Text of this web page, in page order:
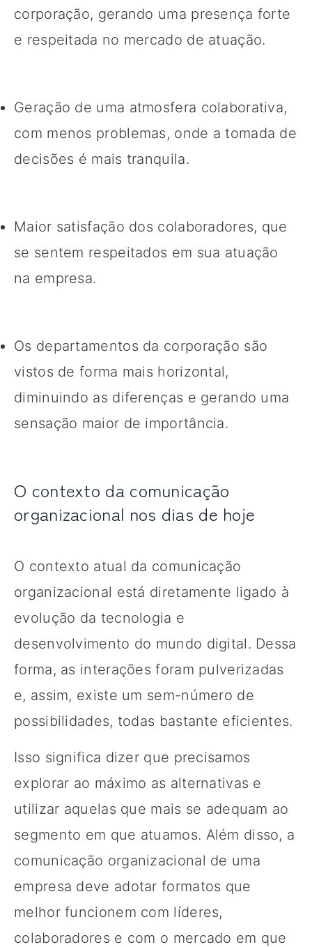
corporação, gerando uma presença forte
e respeitada no mercado de atuação.
Geração de uma atmosfera colaborativa,
com menos problemas, onde a tomada de
decisões é mais tranquila.
Maior satisfação dos colaboradores, que
se sentem respeitados em sua atuação
na empresa.
Os departamentos da corporação são
vistos de forma mais horizontal,
diminuindo as diferenças e gerando uma
sensação maior de importância.
O contexto da comunicação
organizacional nos dias de hoje
O contexto atual da comunicação
organizacional está diretamente ligado à
evolução da tecnologia e
desenvolvimento do mundo digital. Dessa
forma, as interações foram pulverizadas
e, assim, existe um sem-número de
possibilidades, todas bastante eficientes.
Isso significa dizer que precisamos
explorar ao máximo as alternativas e
utilizar aquelas que mais se adequam ao
segmento em que atuamos. Além disso, a
comunicação organizacional de uma
empresa deve adotar formatos que
melhor funcionem com líderes,
colaboradores e com o mercado em que